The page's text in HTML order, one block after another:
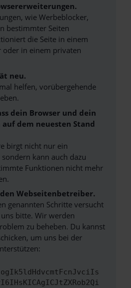
wie Werbeblocker,
bestimmter Seiten
die Seite in einem
oder in einem privaten
neu.
helfen, vorübergehende
dein Browser und dein
dem neuesten Stand
birgt nicht nur ein
kann auch dazu
Funktionen nicht mehr
Webseitenbetreiber.
genannten Schritte versucht
bitte. Wir werden
zu beheben. Du kannst
um uns bei der